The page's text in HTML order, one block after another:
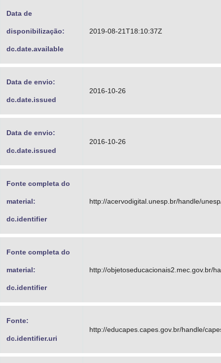
Data de
disponibilização:
dc.date.available
2019-08-21T18:10:37Z
Data de envio:
dc.date.issued
2016-10-26
Data de envio:
dc.date.issued
2016-10-26
Fonte completa do
material:
dc.identifier
http://acervodigital.unesp.br/handle/
Fonte completa do
material:
dc.identifier
http://objetoseducacionais2.mec.gov.br/
Fonte:
dc.identifier.uri
http://educapes.capes.gov.br/handle/